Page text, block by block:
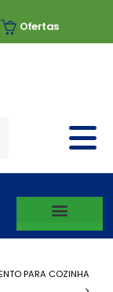
Ofertas
PARA COZINHA